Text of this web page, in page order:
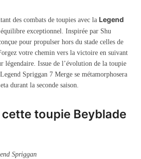
des combats de toupies avec la Legend
exceptionnel. Inspirée par Shu
pour propulser hors du stade celles de
votre chemin vers la victoire en suivant
légendaire. Issue de l’évolution de la toupie
Spriggan 7 Merge se métamorphosera
durant la seconde saison.
toupie Beyblade
Spriggan